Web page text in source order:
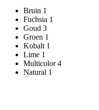
Bruin 1
Fuchsia 1
Goud 3
Groen 1
Kobalt 1
Lime 1
Multicolor 4
Natural 1